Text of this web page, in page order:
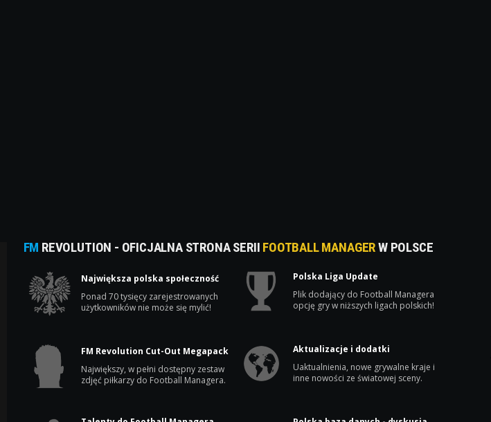
FM REVOLUTION - OFICJALNA STRONA SERII FOOTBALL MANAGERW POLSCE
Największa polska społeczność
Ponad 70 tysięcy zarejestrowanych
użytkowników nie może się mylić!
Polska Liga Update
Plik dodający do Football Managera
opcję gry w niższych ligach polskich!
FM Revolution Cut-Out Megapack
Największy, w pełni dostępny zestaw
zdjęć piłkarzy do Football Managera.
Aktualizacje i dodatki
Uaktualnienia, nowe grywalne kraje i
inne nowości ze światowej sceny.